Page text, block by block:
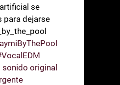
se
para dejarse
original